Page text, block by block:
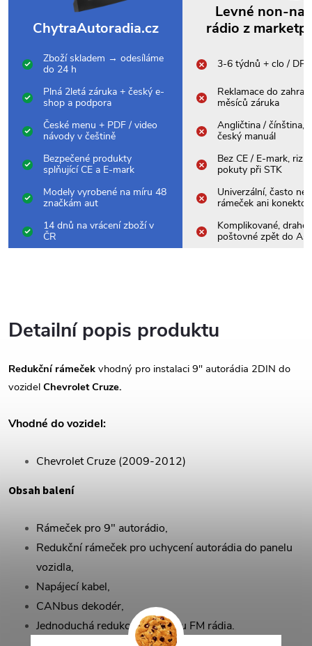
ChytraAutoradia.cz
Levné non-
rádio z
Zboží skladem → odesíláme
do 24 h
3-6 týdnů + clo /
Plná 2letá záruka + český e-
shop a podpora
Reklamace do
měsíců záruka
České menu + PDF / video
návody v češtině
Angličtina / čínština,
český manuál
Bezpečené produkty
splňující CE a E-mark
Bez CE / E-mark,
pokuty při STK
Modely vyrobené na míru 48
značkám aut
Univerzální, často
rámeček ani konektor
14 dnů na vrácení zboží v
ČR
Komplikované, drahé
poštovné zpět do
Detailní popis produktu
Redukční rámeček vhodný pro instalaci 9" autorádia 2DIN do
vozidel Chevrolet Cruze.
Vhodné do vozidel:
Chevrolet Cruze (2009-2012)
Obsah balení
Rámeček pro 9" autorádio,
Redukční rámeček pro uchycení autorádia do panelu
vozidla,
Napájecí kabel,
CANbus dekodér,
Jednoduchá redukce na anténu FM rádia.